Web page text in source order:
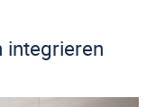
integrieren